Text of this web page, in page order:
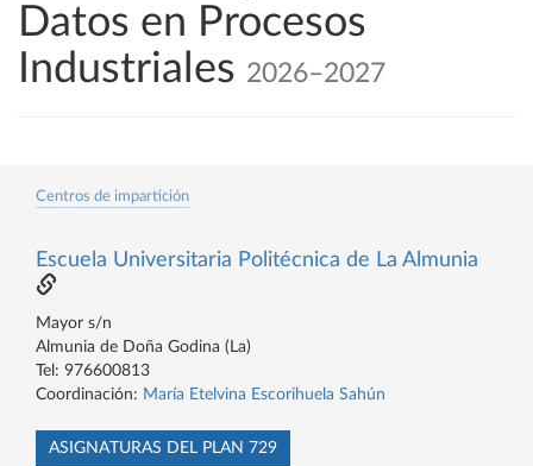
Datos en Procesos
Industriales 2026–2027
Centros de impartición
Escuela Universitaria Politécnica de La Almunia
Mayor s/n
Almunia de Doña Godina (La)
Tel: 976600813
Coordinación: María Etelvina Escorihuela Sahún
ASIGNATURAS DEL PLAN 729